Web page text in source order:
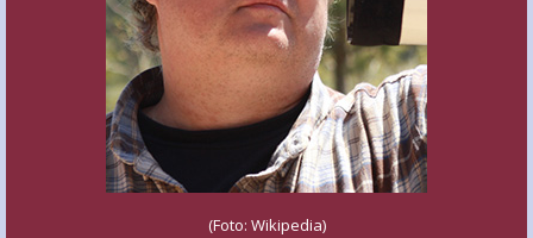
(Foto: Wikipedia)